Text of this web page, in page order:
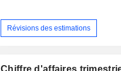
Révisions des estimations